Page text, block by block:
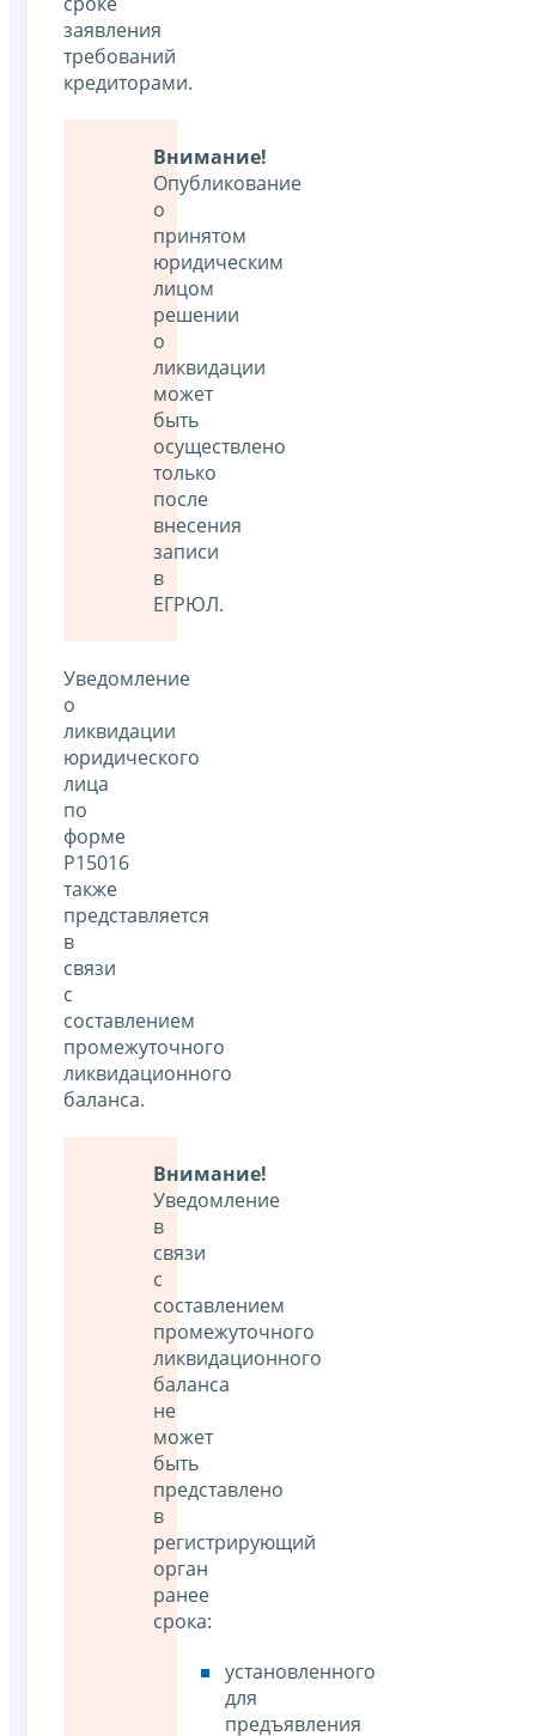
заявления
требований
кредиторами.
Внимание!
Опубликование
о
принятом
юридическим
лицом
решении
о
ликвидации
может
быть
осуществлено
только
после
внесения
записи
в
ЕГРЮЛ.
Уведомление
о
ликвидации
юридического
лица
по
форме
Р15016
также
представляется
в
связи
с
составлением
промежуточного
ликвидационного
баланса.
Внимание!
Уведомление
в
связи
с
составлением
промежуточного
ликвидационного
баланса
не
может
быть
представлено
в
регистрирующий
орган
ранее
срока:
установленного
для
предъявления